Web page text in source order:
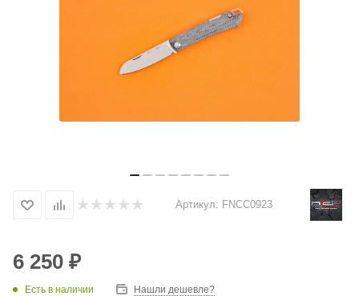
Артикул: FNCC0923
6 250 ₽
Есть в наличии Нашли дешевле?